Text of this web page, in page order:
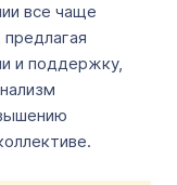
все чаще
и поддержку,